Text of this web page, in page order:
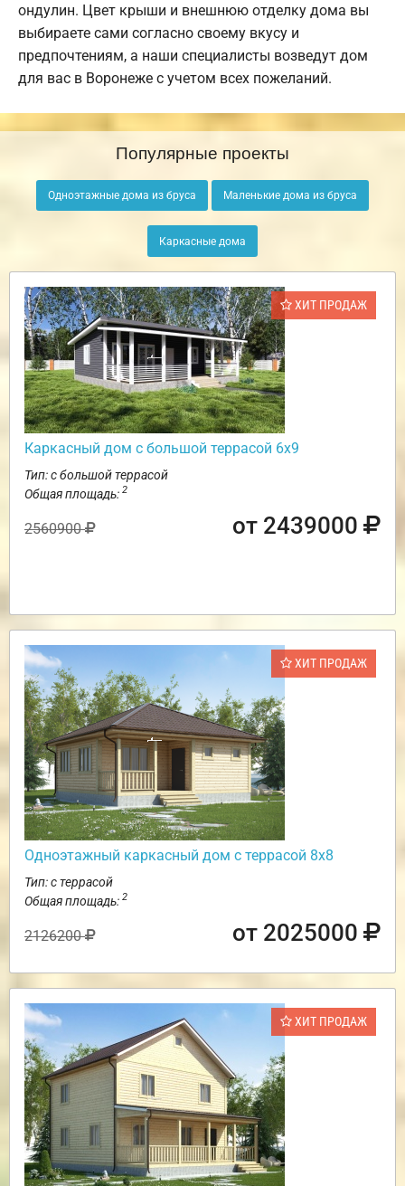
ондулин. Цвет крыши и внешнюю отделку дома вы
выбираете сами согласно своему вкусу и
предпочтениям, а наши специалисты возведут дом
для вас в Воронеже с учетом всех пожеланий.
Популярные проекты
Одноэтажные дома из бруса Маленькие дома из бруса
Каркасные дома
ХИТ ПРОДАЖ
Каркасный дом с большой террасой 6х9
Тип: с большой террасой
Общая площадь: 2
2560900 от 2439000
ХИТ ПРОДАЖ
Одноэтажный каркасный дом с террасой 8х8
Тип: с террасой
Общая площадь: 2
2126200 от 2025000
ХИТ ПРОДАЖ